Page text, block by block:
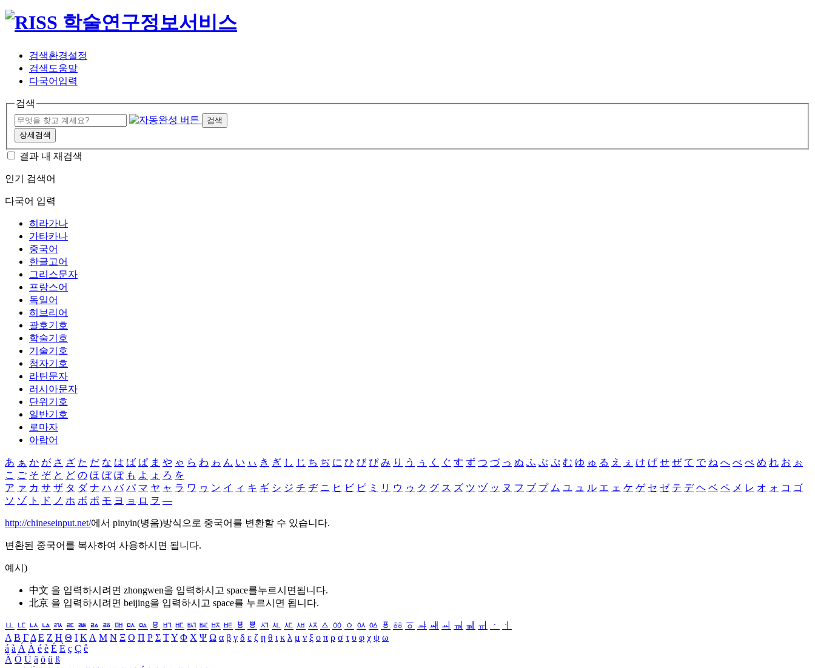
검색환경설정
검색도움말
다국어입력
검색
검색
상세검색
결과 내 재검색
인기 검색어
다국어 입력
히라가나
가타카나
중국어
한글고어
그리스문자
프랑스어
독일어
히브리어
괄호기호
학술기호
기술기호
첨자기호
라틴문자
러시아문자
단위기호
일반기호
로마자
아랍어
あ ぁ か が さ ざ た だ な は ば ぱ ま や ゃ ら わ ゎ ん い ぃ き ぎ し じ ち ぢ に ひ び ぴ み り う ぅ く ぐ す ず つ づ っ ぬ ふ ぶ ぷ む ゆ ゅ る え ぇ け げ せ ぜ て で ね へ べ ぺ め れ お ぉ
こ ご そ ぞ と ど の ほ ぼ ぽ も よ ょ ろ を
ア ァ カ サ ザ タ ダ ナ ハ バ パ マ ヤ ャ ラ ワ ヮ ン イ ィ キ ギ シ ジ チ ヂ ニ ヒ ビ ピ ミ リ ウ ゥ ク グ ス ズ ツ ヅ ッ ヌ フ ブ プ ム ユ ュ ル エ ェ ケ ゲ セ ゼ テ デ ヘ ベ ペ メ レ オ ォ コ ゴ
ソ ゾ ト ド ノ ホ ボ ポ モ ヨ ョ ロ ヲ ―
http://chineseinput.net/에서 pinyin(병음)방식으로 중국어를 변환할 수 있습니다.
변환된 중국어를 복사하여 사용하시면 됩니다.
예시)
中文 을 입력하시려면 zhongwen을 입력하시고 space를누르시면됩니다.
北京 을 입력하시려면 beijing을 입력하시고 space를 누르시면 됩니다.
ㅥ ㅦ ㅧ ㅨ ㅩ ㅪ ㅫ ㅬ ㅭ ㅮ ㅯ ㅰ ㅱ ㅲ ㅳ ㅴ ㅵ ㅶ ㅷ ㅸ ㅹ ㅺ ㅻ ㅼ ㅽ ㅾ ㅿ ㆀ ㆁ ㆂ ㆃ ㆄ ㆅ ㆆ ㆇ ㆈ ㆉ ㆊ ㆋ ㆌ ㆍ
ㆎ
Α Β ΓΔ Ε Ζ Η Θ Ι ΚΛ Μ Ν Ξ Ο Π Ρ Σ ΤΥ Φ Χ Ψ Ω α β γ δ ε ζ η θ ι κ λ μ ν ξ ο π ρ σ τ υ φ χ ψ ω
á à Á À é è É È ç Ç ê
Ä Ö Ü ä ö ü ß